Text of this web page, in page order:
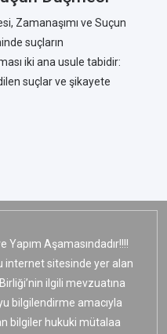
Zamanaşımı ve Suçun
suçların
iki ana usule tabidir:
suçlar ve şikayete
Aşamasındadır!!!!
internet sitesinde yer alan
ilgili mevzuatına
bilgilendirme amacıyla
bilgiler hukuki mütalaa